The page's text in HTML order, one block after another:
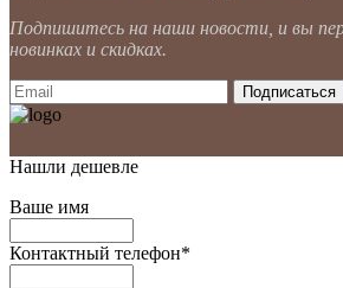
Подпишитесь на наши новости, и вы
новинках и скидках.
Нашли дешевле
Ваше имя
Контактный телефон*